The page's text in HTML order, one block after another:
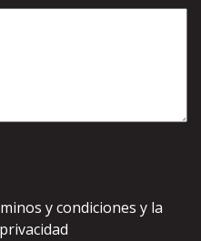
y condiciones y la